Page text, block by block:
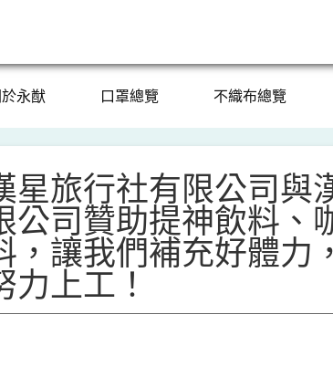
永猷 口罩總覽 不織布總覽
星旅行社有限公司與
公司贊助提神飲料、
，讓我們補充好體力
力上工！